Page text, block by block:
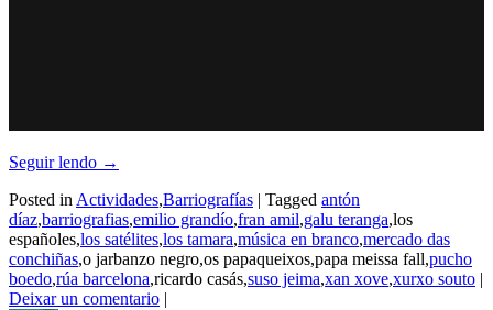
Seguir lendo →
Posted in Actividades,Barriografías | Tagged antón
díaz,barriografias,emilio grandío,fran amil,galu teranga,los
españoles,los satélites,los tamara,música en branco,mercado das
conchiñas,o jarbanzo negro,os papaqueixos,papa meissa fall,pucho
boedo,rúa barcelona,ricardo casás,suso jeima,xan xove,xurxo souto |
Deixar un comentario |